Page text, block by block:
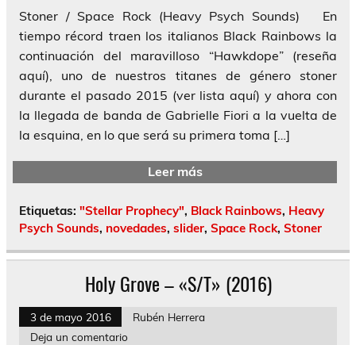
Stoner / Space Rock (Heavy Psych Sounds) En
tiempo récord traen los italianos Black Rainbows la
continuación del maravilloso “Hawkdope” (reseña
aquí), uno de nuestros titanes de género stoner
durante el pasado 2015 (ver lista aquí) y ahora con
la llegada de banda de Gabrielle Fiori a la vuelta de
la esquina, en lo que será su primera toma […]
Leer más
Etiquetas: "Stellar Prophecy", Black Rainbows, Heavy
Psych Sounds, novedades, slider, Space Rock, Stoner
Holy Grove – «S/T» (2016)
3 de mayo 2016
Rubén Herrera
Deja un comentario